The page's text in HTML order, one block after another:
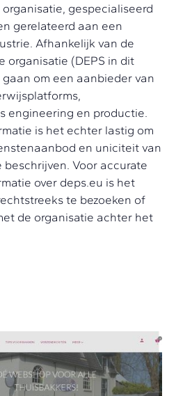
gespecialiseerd
gerelateerd aan een
Afhankelijk van de
organisatie (DEPS in dit
om een aanbieder van
engineering en productie.
is het echter lastig om
en uniciteit van
Voor accurate
over deps.eu is het
te bezoeken of
de organisatie achter het